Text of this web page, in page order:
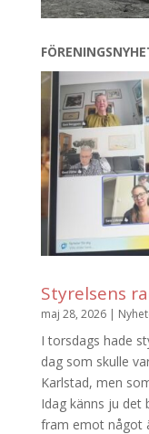
Styrelsens
maj 28, 2026|
I torsdags hade
dag som skulle
Karlstad, men
Idag känns ju det
fram emot något